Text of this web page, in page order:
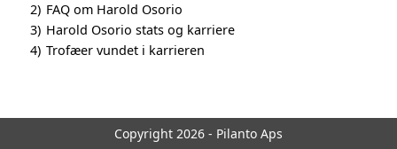
2) FAQ om Harold Osorio
3) Harold Osorio stats og karriere
4) Trofæer vundet i karrieren
Copyright 2026 - Pilanto Aps